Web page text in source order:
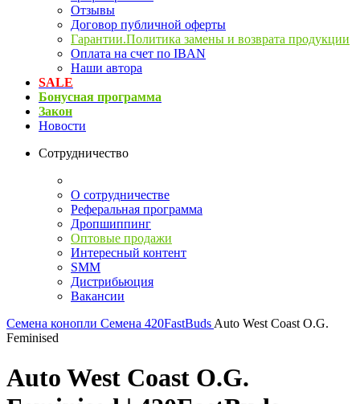
Отзывы
Договор публичной оферты
Гарантии.Политика замены и возврата продукции
Оплата на счет по IBAN
Наши автора
SALE
Бонусная программа
Закон
Новости
Сотрудничество
О сотрудничестве
Реферальная программа
Дропшиппинг
Оптовые продажи
Интересный контент
SMM
Дистрибьюция
Вакансии
Семена конопли Cемена 420FastBuds Auto West Coast O.G.
Feminised
Auto West Coast O.G.